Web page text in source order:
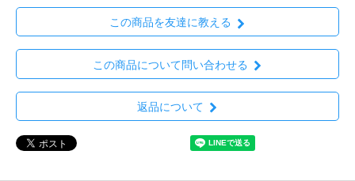
この商品を友達に教える
この商品について問い合わせる
返品について